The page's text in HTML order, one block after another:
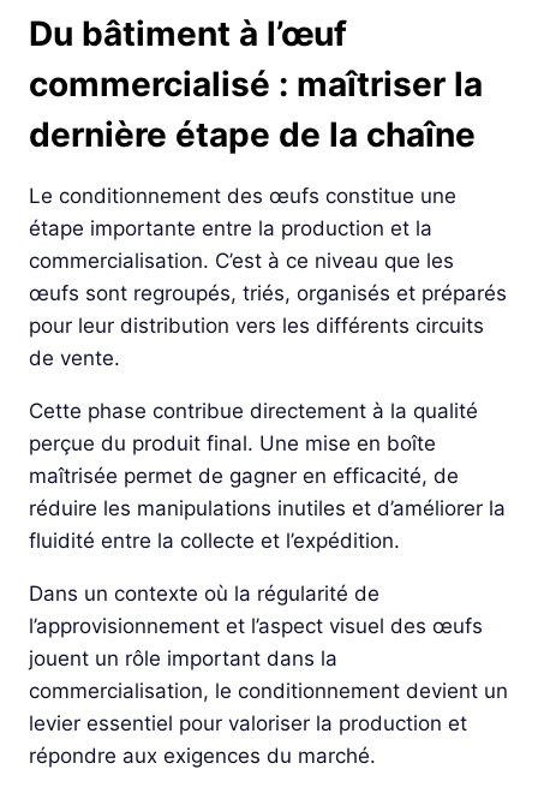
Du bâtiment à l’œuf
commercialisé : maîtriser la
dernière étape de la chaîne
Le conditionnement des œufs constitue une
étape importante entre la production et la
commercialisation. C’est à ce niveau que les
œufs sont regroupés, triés, organisés et préparés
pour leur distribution vers les différents circuits
de vente.
Cette phase contribue directement à la qualité
perçue du produit final. Une mise en boîte
maîtrisée permet de gagner en efficacité, de
réduire les manipulations inutiles et d’améliorer la
fluidité entre la collecte et l’expédition.
Dans un contexte où la régularité de
l’approvisionnement et l’aspect visuel des œufs
jouent un rôle important dans la
commercialisation, le conditionnement devient un
levier essentiel pour valoriser la production et
répondre aux exigences du marché.